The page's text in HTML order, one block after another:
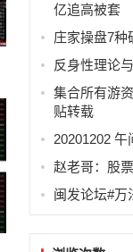
亿追高被套
庄家操盘7种
反身性理论
集合所有游
贴转载
20201202 午
赵老哥：股
闽发论坛#万